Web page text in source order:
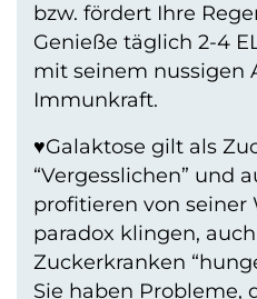
bzw. fördert Ihre
Genieße täglich 2-4
mit seinem nussigen
Immunkraft.
♥Galaktose gilt als
“Vergesslichen” und
profitieren von seiner
paradox klingen,
Zuckerkranken
Sie haben Probleme,